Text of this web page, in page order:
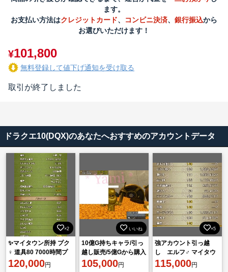
ます。
お支払い方法はクレジットカード、 コンビニ決済、 銀行振込から
お選びいただけます！
¥101,800
無料登録して値下げ通知を受け取る
取引が終了しました
ドラクエ10(DQX)のあなたへおすすめのアカウントデータ
×2
✨マイタウン所持 プク
♀ 道具80 7000時間プ
レイ垢✨️
120,000円
いいね
10億G持ちキャラ/引っ
越し販売/5億Gから購入
可
105,000円
×5
強アカウント引っ越
し エルフ♂ マイタウ
ンあり
115,000円